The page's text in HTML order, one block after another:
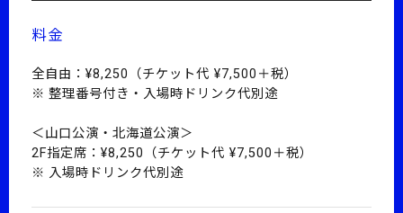
料金
全自由：¥8,250（チケット代 ¥7,500＋税）
整理番号付き・入場時ドリンク代別途
＜山口公演・北海道公演＞
2F指定席：¥8,250（チケット代 ¥7,500＋税）
入場時ドリンク代別途